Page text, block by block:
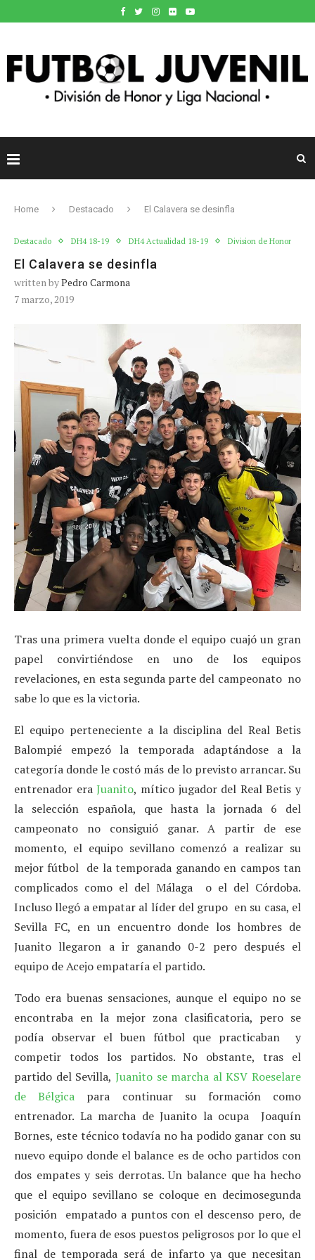
Home Destacado El Calavera se desinfla
Destacado DH4 18-19 DH4 Actualidad 18-19 Division de Honor
El Calavera se desinfla
written byPedro Carmona
7 marzo, 2019
Tras una primera vuelta donde el equipo cuajó un gran
papel convirtiéndose en uno de los equipos
revelaciones, en esta segunda parte del campeonato no
sabe lo que es la victoria.
El equipo perteneciente a la disciplina del Real Betis
Balompié empezó la temporada adaptándose a la
categoría donde le costó más de lo previsto arrancar. Su
entrenador eraJuanito, mítico jugador del Real Betis y
la selección española, que hasta la jornada 6 del
campeonato no consiguió ganar. A partir de ese
momento, el equipo sevillano comenzó a realizar su
mejor fútbol de la temporada ganando en campos tan
complicados como el del Málaga o el del Córdoba.
Incluso llegó a empatar al líder del grupo en su casa, el
Sevilla FC, en un encuentro donde los hombres de
Juanito llegaron a ir ganando 0-2 pero después el
equipo de Acejo empataría el partido.
Todo era buenas sensaciones, aunque el equipo no se
encontraba en la mejor zona clasificatoria, pero se
podía observar el buen fútbol que practicaban y
competir todos los partidos. No obstante, tras el
partido del Sevilla, Juanito se marcha al KSV Roeselare
de Bélgica para continuar su formación como
entrenador. La marcha de Juanito la ocupa Joaquín
Bornes, este técnico todavía no ha podido ganar con su
nuevo equipo donde el balance es de ocho partidos con
dos empates y seis derrotas. Un balance que ha hecho
que el equipo sevillano se coloque en decimosegunda
posición empatado a puntos con el descenso pero, de
momento, fuera de esos puestos peligrosos por lo que el
final de temporada será de infarto ya que necesitan